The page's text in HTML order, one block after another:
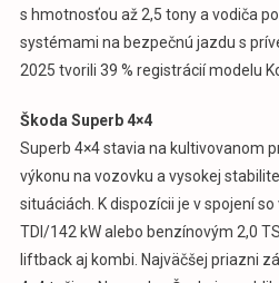
s hmotnosťou až 2,5 tony a vodiča
systémami na bezpečnú jazdu s
2025 tvorili 39 % registrácií modelu
Škoda Superb 4×4
Superb 4×4 stavia na kultivovanom
výkonu na vozovku a vysokej
situáciách. K dispozícii je v spojení
TDI/142 kW alebo benzínovým 2,0
liftback aj kombi. Najväčšej priazni